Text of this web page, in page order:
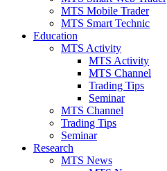
MTS Mobile Trader
MTS Smart Technic
Education
MTS Activity
MTS Activity
MTS Channel
Trading Tips
Seminar
MTS Channel
Trading Tips
Seminar
Research
MTS News